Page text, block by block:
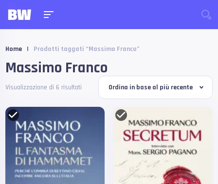
Home | Prodotti taggati “Massimo Franco”
Massimo Franco
Visualizzazione di 6 risultati